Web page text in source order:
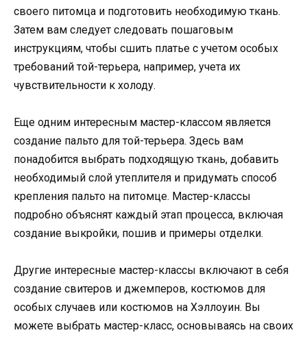
своего питомца и подготовить необходимую ткань.
Затем вам следует следовать пошаговым
инструкциям, чтобы сшить платье с учетом особых
требований той-терьера, например, учета их
чувствительности к холоду.
Еще одним интересным мастер-классом является
создание пальто для той-терьера. Здесь вам
понадобится выбрать подходящую ткань, добавить
необходимый слой утеплителя и придумать способ
крепления пальто на питомце. Мастер-классы
подробно объяснят каждый этап процесса, включая
создание выкройки, пошив и примеры отделки.
Другие интересные мастер-классы включают в себя
создание свитеров и джемперов, костюмов для
особых случаев или костюмов на Хэллоуин. Вы
можете выбрать мастер-класс, основываясь на своих